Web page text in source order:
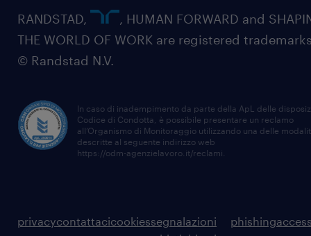
RANDSTAD,
, HUMAN FORWARD and
THE WORLD OF WORK are registered
© Randstad N.V.
In caso di inadempimento da parte della ApL delle
Codice di Condotta, è possibile presentare un reclamo
all’Organismo di Monitoraggio utilizzando una delle
descritte al seguente indirizzo web
https://odm-agenzielavoro.it/reclami
privacycontattacicookiessegnalazioni
phishing